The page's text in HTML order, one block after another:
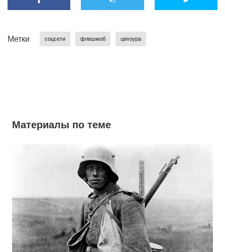
Метки соцсети флешмоб цензура
Материалы по теме